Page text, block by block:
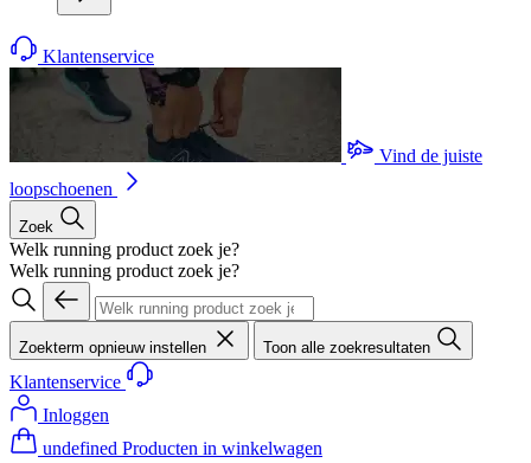
Klantenservice
Vind de juiste
loopschoenen
Zoek
Welk running product zoek je?
Welk running product zoek je?
Zoekterm opnieuw instellen Toon alle zoekresultaten
Klantenservice
Inloggen
undefined Producten in winkelwagen